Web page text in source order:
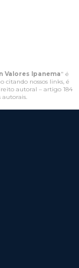
Valores Ipanema" é
citando nossos links, é
autoral – artigo 184
autorais.